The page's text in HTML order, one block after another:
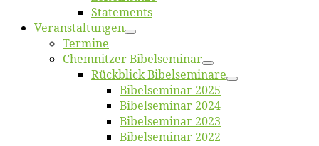
State­ments
Ver­an­stal­tun­gen
Ter­mi­ne
Chemnit­zer Bibelseminar
Rück­blick Bibelseminare
Bi­bel­se­mi­nar 2025
Bi­bel­se­mi­nar 2024
Bi­bel­se­mi­nar 2023
Bi­bel­se­mi­nar 2022